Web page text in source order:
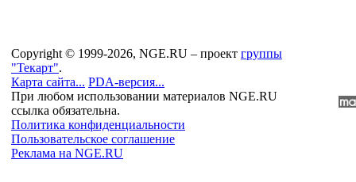
Copyright © 1999-2026, NGE.RU – проект группы
"Текарт".
Карта сайта... PDA-версия...
При любом использовании материалов NGE.RU
ссылка обязательна.
Политика конфиденциальности
Пользовательское соглашение
Реклама на NGE.RU